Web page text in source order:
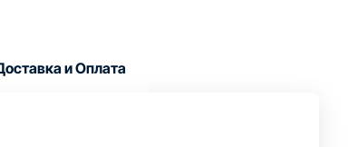
и Оплата